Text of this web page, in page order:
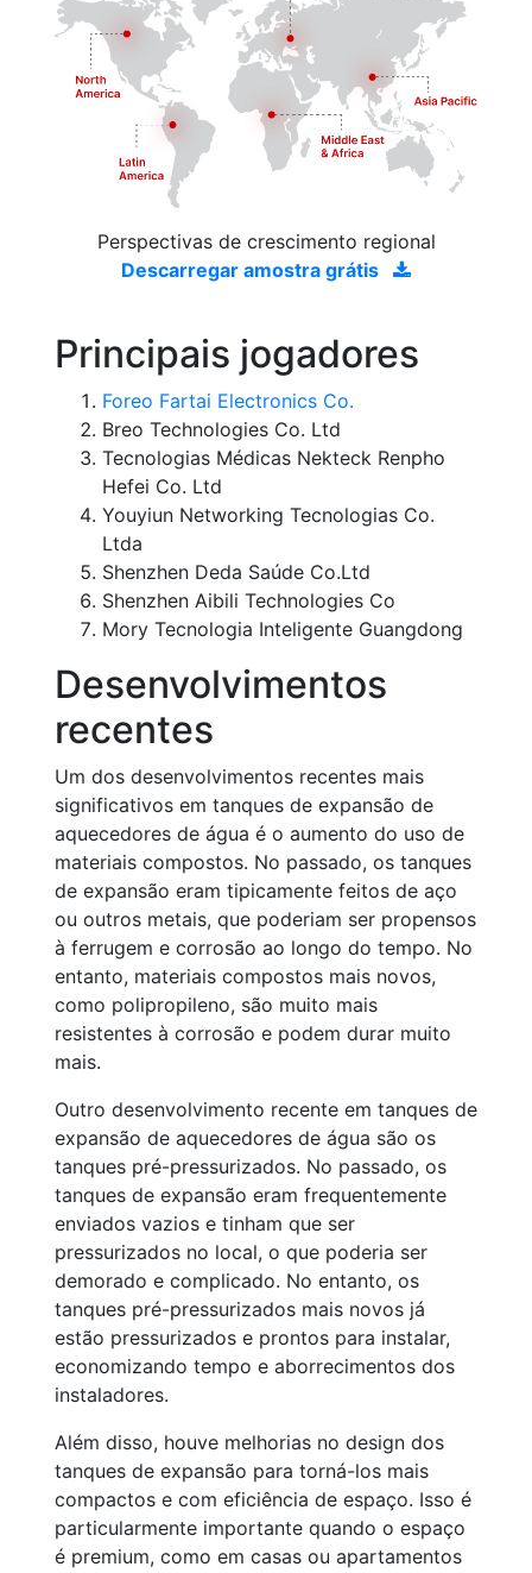
Perspectivas de crescimento regional
Descarregar amostra grátis
Principais jogadores
Foreo Fartai Electronics Co.
Breo Technologies Co. Ltd
Tecnologias Médicas Nekteck Renpho
Hefei Co. Ltd
Youyiun Networking Tecnologias Co.
Ltda
Shenzhen Deda Saúde Co.Ltd
Shenzhen Aibili Technologies Co
Mory Tecnologia Inteligente Guangdong
Desenvolvimentos
recentes
Um dos desenvolvimentos recentes mais
significativos em tanques de expansão de
aquecedores de água é o aumento do uso de
materiais compostos. No passado, os tanques
de expansão eram tipicamente feitos de aço
ou outros metais, que poderiam ser propensos
à ferrugem e corrosão ao longo do tempo. No
entanto, materiais compostos mais novos,
como polipropileno, são muito mais
resistentes à corrosão e podem durar muito
mais.
Outro desenvolvimento recente em tanques de
expansão de aquecedores de água são os
tanques pré-pressurizados. No passado, os
tanques de expansão eram frequentemente
enviados vazios e tinham que ser
pressurizados no local, o que poderia ser
demorado e complicado. No entanto, os
tanques pré-pressurizados mais novos já
estão pressurizados e prontos para instalar,
economizando tempo e aborrecimentos dos
instaladores.
Além disso, houve melhorias no design dos
tanques de expansão para torná-los mais
compactos e com eficiência de espaço. Isso é
particularmente importante quando o espaço
é premium, como em casas ou apartamentos